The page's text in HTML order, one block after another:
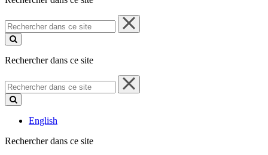
Rechercher
dans
ce
Rechercher dans ce site
Rechercher
dans
ce
English
Rechercher dans ce site